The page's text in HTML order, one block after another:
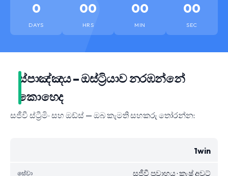
0
DAYS
00
HRS
00
MIN
00
SEC
ස්පාඤ්ඤය – ඔස්ට්‍රියාව නරඹන්නේ
කොහෙද
සජීවී ස්ට්‍රීමිං සහ ඔඩ්ස් — ඔබ කැමති සහකරු තෝරන්න:
1win
සජීවී ප්‍රවාහය · කැෂ් අවුට්